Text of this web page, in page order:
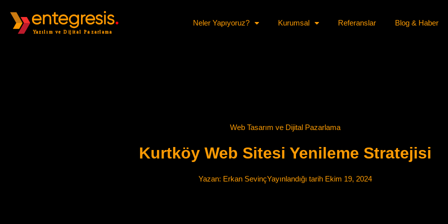
Neler Yapıyoruz? Kurumsal Referanslar Blog & Haber
Web Tasarım ve Dijital Pazarlama
Kurtköy Web Sitesi Yenileme Stratejisi
Yazan: Erkan SevinçYayınlandığı tarihEkim 19, 2024